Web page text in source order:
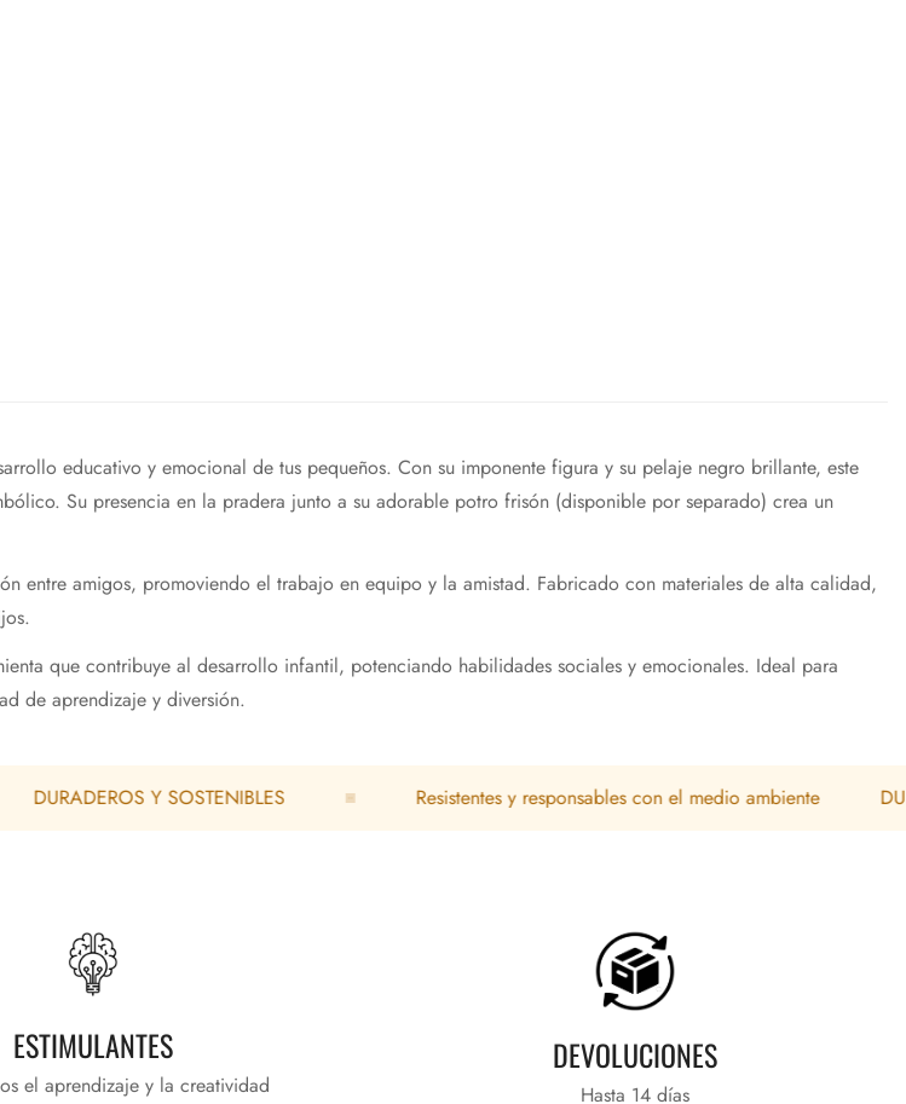
educativo y emocional de tus pequeños. Con su imponente figura y su pelaje negro brillante, este
Su presencia en la pradera junto a su adorable potro frisón (disponible por separado) crea un
entre amigos, promoviendo el trabajo en equipo y la amistad. Fabricado con materiales de alta calidad,
que contribuye al desarrollo infantil, potenciando habilidades sociales y emocionales. Ideal para
de aprendizaje y diversión.
Y SOSTENIBLES Resistentes y responsables con el medio ambiente
ESTIMULANTES
el aprendizaje y la creatividad
DEVOLUCIONES
Hasta 14 días